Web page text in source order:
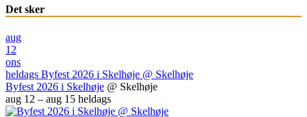
Det sker
aug
12
ons
heldags Byfest 2026 i Skelhøje @ Skelhøje
Byfest 2026 i Skelhøje @ Skelhøje
aug 12 – aug 15 heldags